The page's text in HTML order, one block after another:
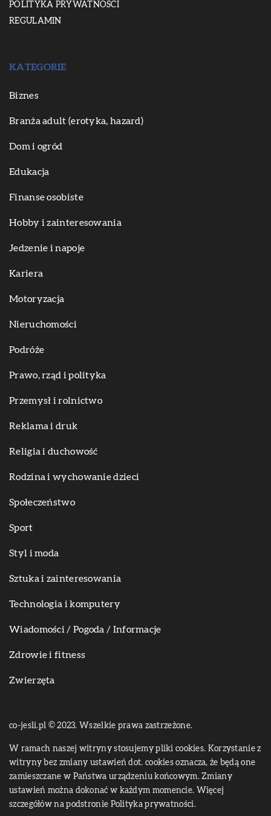
POLITYKA PRYWATNOŚCI
REGULAMIN
KATEGORIE
Biznes
Branża adult (erotyka, hazard)
Dom i ogród
Edukacja
Finanse osobiste
Hobby i zainteresowania
Jedzenie i napoje
Kariera
Motoryzacja
Nieruchomości
Podróże
Prawo, rząd i polityka
Przemysł i rolnictwo
Reklama i druk
Religia i duchowość
Rodzina i wychowanie dzieci
Społeczeństwo
Sport
Styl i moda
Sztuka i zainteresowania
Technologia i komputery
Wiadomości / Pogoda / Informacje
Zdrowie i fitness
Zwierzęta
co-jesli.pl © 2023. Wszelkie prawa zastrzeżone.
W ramach naszej witryny stosujemy pliki cookies. Korzystanie z
witryny bez zmiany ustawień dot. cookies oznacza, że będą one
zamieszczane w Państwa urządzeniu końcowym. Zmiany
ustawień można dokonać w każdym momencie. Więcej
szczegółów na podstronie Polityka prywatności.